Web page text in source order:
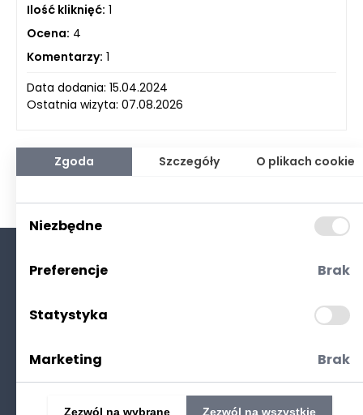
Ilość kliknięć: 1
Ocena: 4
Komentarzy: 1
Data dodania: 15.04.2024
Ostatnia wizyta: 07.08.2026
Polityka prywatności
Zgoda Szczegóły O plikach cookie
Niezbędne
Preferencje Brak
Statystyka
Marketing Brak
Zezwól na wybrane Zezwól na wszystkie